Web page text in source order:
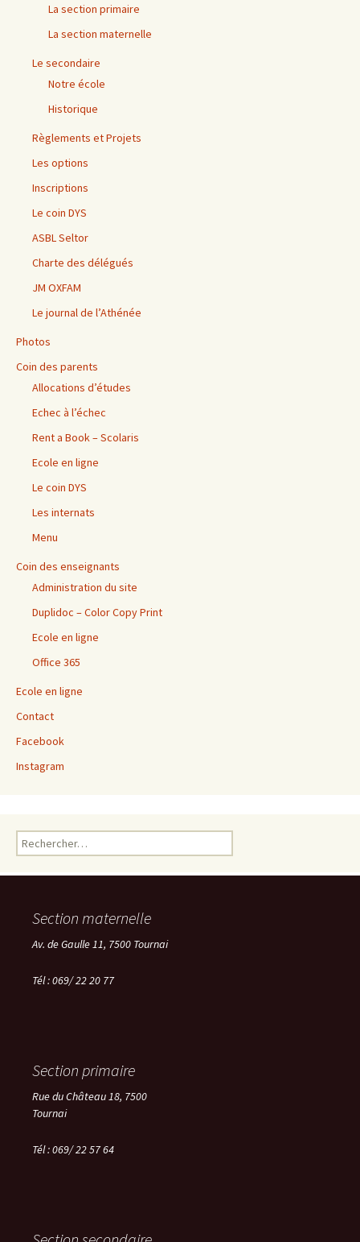
La section primaire
La section maternelle
Le secondaire
Notre école
Historique
Règlements et Projets
Les options
Inscriptions
Le coin DYS
ASBL Seltor
Charte des délégués
JM OXFAM
Le journal de l’Athénée
Photos
Coin des parents
Allocations d’études
Echec à l’échec
Rent a Book – Scolaris
Ecole en ligne
Le coin DYS
Les internats
Menu
Coin des enseignants
Administration du site
Duplidoc – Color Copy Print
Ecole en ligne
Office 365
Ecole en ligne
Contact
Facebook
Instagram
Rechercher :
Section maternelle
Av. de Gaulle 11, 7500 Tournai
Tél : 069/ 22 20 77
Section primaire
Rue du Château 18, 7500
Tournai
Tél : 069/ 22 57 64